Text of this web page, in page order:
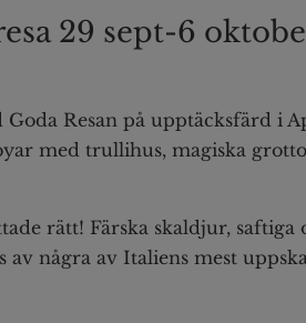
29 sept-6
Resan på upptäcksfärd i
med trullihus, magiska
rätt! Färska skaldjur, saftiga
av några av Italiens mest